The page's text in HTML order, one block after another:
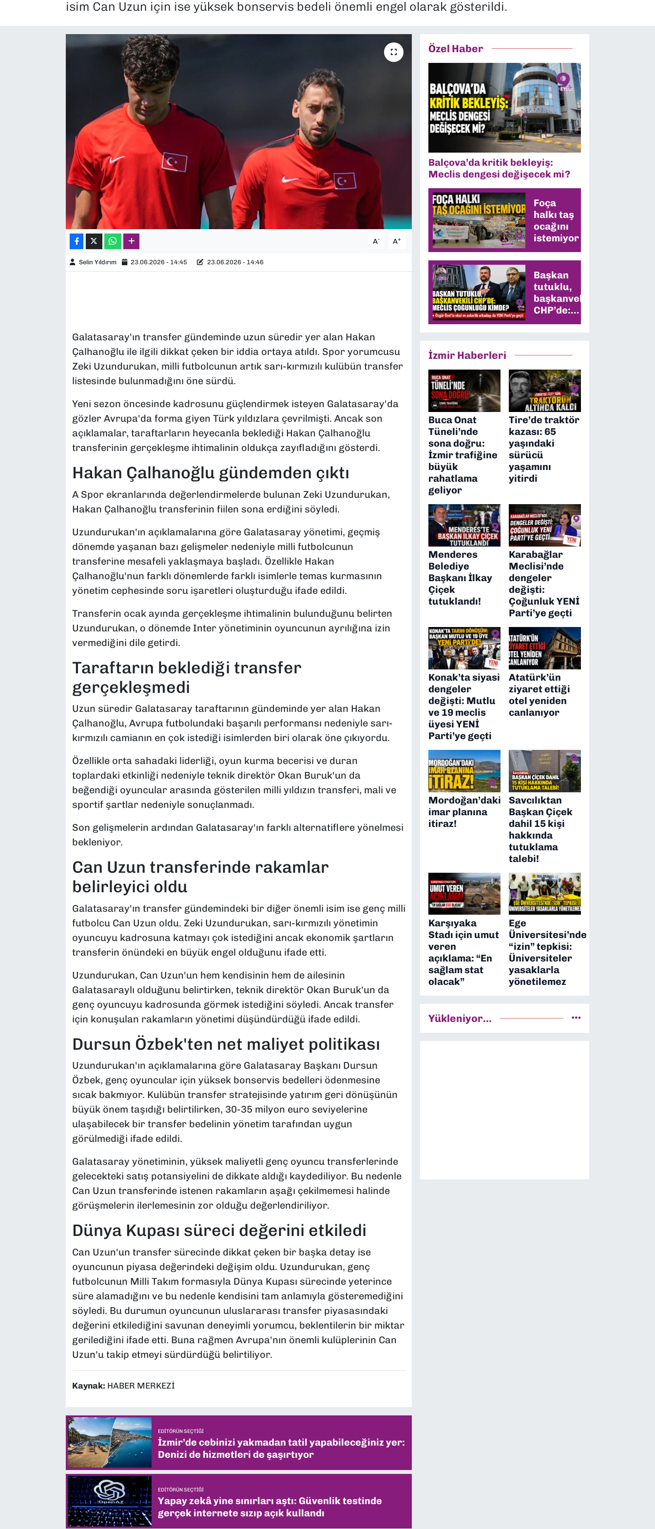
isim Can Uzun için ise yüksek bonservis bedeli önemli engel olarak gösterildi.
A- A+
Selin Yıldırım 23.06.2026 - 14:45 23.06.2026 - 14:46
Galatasaray'ın transfer gündeminde uzun süredir yer alan Hakan
Çalhanoğlu ile ilgili dikkat çeken bir iddia ortaya atıldı. Spor yorumcusu
Zeki Uzundurukan, milli futbolcunun artık sarı-kırmızılı kulübün transfer
listesinde bulunmadığını öne sürdü.
Yeni sezon öncesinde kadrosunu güçlendirmek isteyen Galatasaray'da
gözler Avrupa'da forma giyen Türk yıldızlara çevrilmişti. Ancak son
açıklamalar, taraftarların heyecanla beklediği Hakan Çalhanoğlu
transferinin gerçekleşme ihtimalinin oldukça zayıfladığını gösterdi.
Hakan Çalhanoğlu gündemden çıktı
A Spor ekranlarında değerlendirmelerde bulunan Zeki Uzundurukan,
Hakan Çalhanoğlu transferinin fiilen sona erdiğini söyledi.
Uzundurukan'ın açıklamalarına göre Galatasaray yönetimi, geçmiş
dönemde yaşanan bazı gelişmeler nedeniyle milli futbolcunun
transferine mesafeli yaklaşmaya başladı. Özellikle Hakan
Çalhanoğlu'nun farklı dönemlerde farklı isimlerle temas kurmasının
yönetim cephesinde soru işaretleri oluşturduğu ifade edildi.
Transferin ocak ayında gerçekleşme ihtimalinin bulunduğunu belirten
Uzundurukan, o dönemde Inter yönetiminin oyuncunun ayrılığına izin
vermediğini dile getirdi.
Taraftarın beklediği transfer
gerçekleşmedi
Uzun süredir Galatasaray taraftarının gündeminde yer alan Hakan
Çalhanoğlu, Avrupa futbolundaki başarılı performansı nedeniyle sarı-
kırmızılı camianın en çok istediği isimlerden biri olarak öne çıkıyordu.
Özellikle orta sahadaki liderliği, oyun kurma becerisi ve duran
toplardaki etkinliği nedeniyle teknik direktör Okan Buruk'un da
beğendiği oyuncular arasında gösterilen milli yıldızın transferi, mali ve
sportif şartlar nedeniyle sonuçlanmadı.
Son gelişmelerin ardından Galatasaray'ın farklı alternatiflere yönelmesi
bekleniyor.
Can Uzun transferinde rakamlar
belirleyici oldu
Galatasaray'ın transfer gündemindeki bir diğer önemli isim ise genç milli
futbolcu Can Uzun oldu. Zeki Uzundurukan, sarı-kırmızılı yönetimin
oyuncuyu kadrosuna katmayı çok istediğini ancak ekonomik şartların
transferin önündeki en büyük engel olduğunu ifade etti.
Uzundurukan, Can Uzun'un hem kendisinin hem de ailesinin
Galatasaraylı olduğunu belirtirken, teknik direktör Okan Buruk'un da
genç oyuncuyu kadrosunda görmek istediğini söyledi. Ancak transfer
için konuşulan rakamların yönetimi düşündürdüğü ifade edildi.
Dursun Özbek'ten net maliyet politikası
Uzundurukan'ın açıklamalarına göre Galatasaray Başkanı Dursun
Özbek, genç oyuncular için yüksek bonservis bedelleri ödenmesine
sıcak bakmıyor. Kulübün transfer stratejisinde yatırım geri dönüşünün
büyük önem taşıdığı belirtilirken, 30-35 milyon euro seviyelerine
ulaşabilecek bir transfer bedelinin yönetim tarafından uygun
görülmediği ifade edildi.
Galatasaray yönetiminin, yüksek maliyetli genç oyuncu transferlerinde
gelecekteki satış potansiyelini de dikkate aldığı kaydediliyor. Bu nedenle
Can Uzun transferinde istenen rakamların aşağı çekilmemesi halinde
görüşmelerin ilerlemesinin zor olduğu değerlendiriliyor.
Dünya Kupası süreci değerini etkiledi
Can Uzun'un transfer sürecinde dikkat çeken bir başka detay ise
oyuncunun piyasa değerindeki değişim oldu. Uzundurukan, genç
futbolcunun Milli Takım formasıyla Dünya Kupası sürecinde yeterince
süre alamadığını ve bu nedenle kendisini tam anlamıyla gösteremediğini
söyledi. Bu durumun oyuncunun uluslararası transfer piyasasındaki
değerini etkilediğini savunan deneyimli yorumcu, beklentilerin bir miktar
gerilediğini ifade etti. Buna rağmen Avrupa'nın önemli kulüplerinin Can
Uzun'u takip etmeyi sürdürdüğü belirtiliyor.
Kaynak: HABER MERKEZİ
EDITÖRÜN SEÇTIĞI
İzmir’de cebinizi yakmadan tatil yapabileceğiniz yer:
Denizi de hizmetleri de şaşırtıyor
EDITÖRÜN SEÇTIĞI
Yapay zekâ yine sınırları aştı: Güvenlik testinde
gerçek internete sızıp açık kullandı
Özel Haber
Balçova’da kritik bekleyiş:
Meclis dengesi değişecek mi?
Foça
halkı taş
ocağını
istemiyor
Başkan
tutuklu,
başkanvekili
CHP’de:
Meclis
İzmir Haberleri
Buca Onat
Tüneli’nde
sona doğru:
İzmir trafiğine
büyük
rahatlama
geliyor
Tire’de traktör
kazası: 65
yaşındaki
sürücü
yaşamını
yitirdi
Menderes
Belediye
Başkanı İlkay
Çiçek
tutuklandı!
Karabağlar
Meclisi’nde
dengeler
değişti:
Çoğunluk YENİ
Parti’ye geçti
Konak’ta siyasi
dengeler
değişti: Mutlu
ve 19 meclis
üyesi YENİ
Parti’ye geçti
Atatürk’ün
ziyaret ettiği
otel yeniden
canlanıyor
Mordoğan’daki
imar planına
itiraz!
Savcılıktan
Başkan Çiçek
dahil 15 kişi
hakkında
tutuklama
talebi!
Karşıyaka
Stadı için umut
veren
açıklama: “En
sağlam stat
olacak”
Ege
Üniversitesi’nde
“izin” tepkisi:
Üniversiteler
yasaklarla
yönetilemez
Yükleniyor...
YEREL YÖNETİMLER